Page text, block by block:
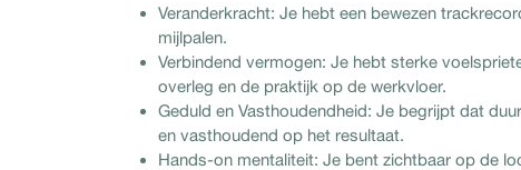
Veranderkracht: Je hebt een bewezen
mijlpalen.
Verbindend vermogen: Je hebt sterke
overleg en de praktijk op de werkvloer.
Geduld en Vasthoudendheid: Je begrijpt dat
en vasthoudend op het resultaat.
Hands-on mentaliteit: Je bent zichtbaar op de